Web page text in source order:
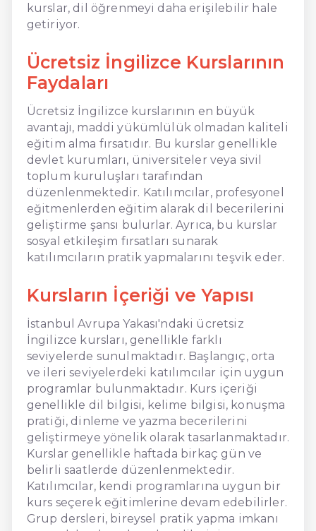
kurslar, dil öğrenmeyi daha erişilebilir hale
getiriyor.
Ücretsiz İngilizce Kurslarının
Faydaları
Ücretsiz İngilizce kurslarının en büyük
avantajı, maddi yükümlülük olmadan kaliteli
eğitim alma fırsatıdır. Bu kurslar genellikle
devlet kurumları, üniversiteler veya sivil
toplum kuruluşları tarafından
düzenlenmektedir. Katılımcılar, profesyonel
eğitmenlerden eğitim alarak dil becerilerini
geliştirme şansı bulurlar. Ayrıca, bu kurslar
sosyal etkileşim fırsatları sunarak
katılımcıların pratik yapmalarını teşvik eder.
Kursların İçeriği ve Yapısı
İstanbul Avrupa Yakası'ndaki ücretsiz
İngilizce kursları, genellikle farklı
seviyelerde sunulmaktadır. Başlangıç, orta
ve ileri seviyelerdeki katılımcılar için uygun
programlar bulunmaktadır. Kurs içeriği
genellikle dil bilgisi, kelime bilgisi, konuşma
pratiği, dinleme ve yazma becerilerini
geliştirmeye yönelik olarak tasarlanmaktadır.
Kurslar genellikle haftada birkaç gün ve
belirli saatlerde düzenlenmektedir.
Katılımcılar, kendi programlarına uygun bir
kurs seçerek eğitimlerine devam edebilirler.
Grup dersleri, bireysel pratik yapma imkanı